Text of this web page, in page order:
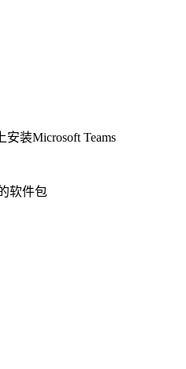
装Microsoft Teams